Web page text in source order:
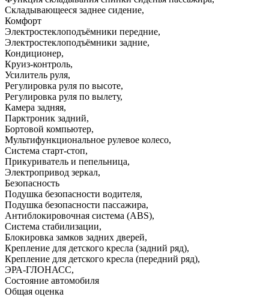
Складывающееся заднее сидение,
Комфорт
Электростеклоподъёмники передние,
Электростеклоподъёмники задние,
Кондиционер,
Круиз-контроль,
Усилитель руля,
Регулировка руля по высоте,
Регулировка руля по вылету,
Камера задняя,
Парктроник задний,
Бортовой компьютер,
Мультифункциональное рулевое колесо,
Система старт-стоп,
Прикуриватель и пепельница,
Электропривод зеркал,
Безопасность
Подушка безопасности водителя,
Подушка безопасности пассажира,
Антиблокировочная система (ABS),
Система стабилизации,
Блокировка замков задних дверей,
Крепление для детского кресла (задний ряд),
Крепление для детского кресла (передний ряд),
ЭРА-ГЛОНАСС,
Состояние автомобиля
Общая оценка